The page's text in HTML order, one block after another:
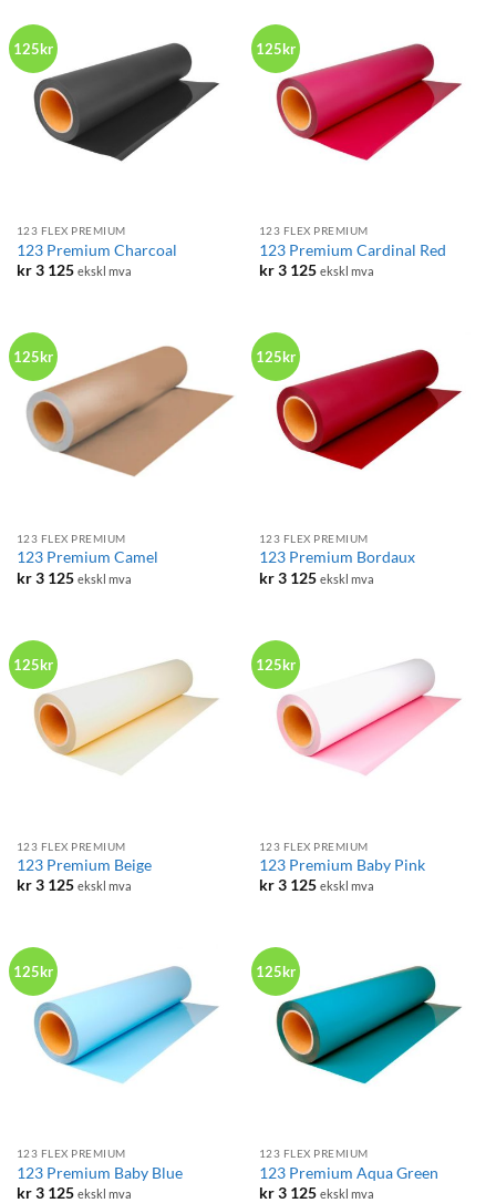
125kr
123 FLEX PREMIUM
123 Premium Charcoal
kr3 125 ekskl mva
125kr
123 FLEX PREMIUM
123 Premium Cardinal Red
kr3 125 ekskl mva
125kr
123 FLEX PREMIUM
123 Premium Camel
kr3 125 ekskl mva
125kr
123 FLEX PREMIUM
123 Premium Bordaux
kr3 125 ekskl mva
125kr
123 FLEX PREMIUM
123 Premium Beige
kr3 125 ekskl mva
125kr
123 FLEX PREMIUM
123 Premium Baby Pink
kr3 125 ekskl mva
125kr
123 FLEX PREMIUM
123 Premium Baby Blue
kr3 125 ekskl mva
125kr
123 FLEX PREMIUM
123 Premium Aqua Green
kr3 125 ekskl mva